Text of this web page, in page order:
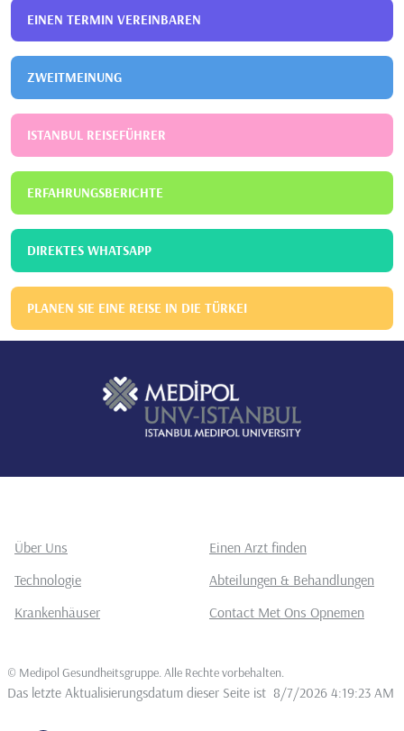
EINEN TERMIN VEREINBAREN
ZWEITMEINUNG
ISTANBUL REISEFÜHRER
ERFAHRUNGSBERICHTE
DIREKTES WHATSAPP
PLANEN SIE EINE REISE IN DIE TÜRKEI
Über Uns
Einen Arzt finden
Technologie
Abteilungen & Behandlungen
Krankenhäuser
Contact Met Ons Opnemen
© Medipol Gesundheitsgruppe. Alle Rechte vorbehalten
Das letzte Aktualisierungsdatum dieser Seite ist 8/7/2026 4:19:23 AM